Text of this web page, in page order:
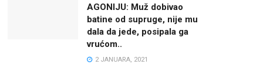
AGONIJU: Muž dobivao
batine od supruge, nije mu
dala da jede, posipala ga
vrućom..
2 JANUARA, 2021